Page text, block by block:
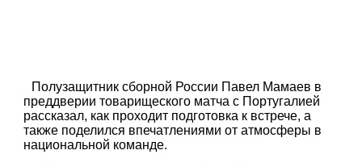
Полузащитник сборной России Павел Мамаев в
преддверии товарищеского матча с Португалией
рассказал, как проходит подготовка к встрече, а
также поделился впечатлениями от атмосферы в
национальной команде.